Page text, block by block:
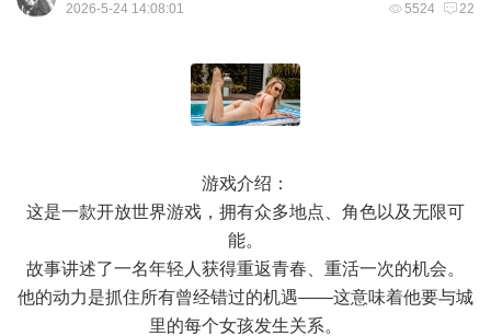
5524 22
2026-5-24 14:08:01
游戏介绍：
这是一款开放世界游戏，拥有众多地点、角色以及无限可
能。
故事讲述了一名年轻人获得重返青春、重活一次的机会。
他的动力是抓住所有曾经错过的机遇——这意味着他要与城
里的每个女孩发生关系。